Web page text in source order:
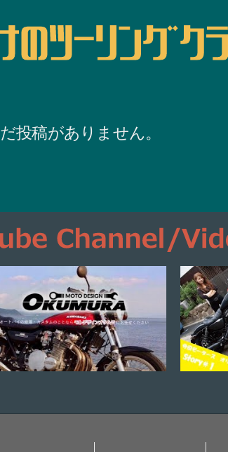
投稿がありません。